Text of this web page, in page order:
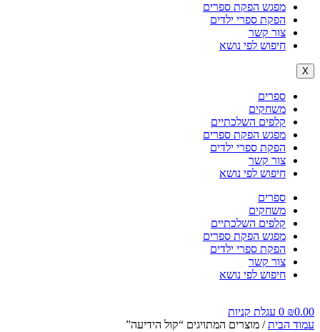
מפגש הפקת ספרים
הפקת ספרי ילדים
צור קשר
חיפוש לפי נושא
X
ספרים
משחקים
קלפים השלכתיים
מפגש הפקת ספרים
הפקת ספרי ילדים
צור קשר
חיפוש לפי נושא
ספרים
משחקים
קלפים השלכתיים
מפגש הפקת ספרים
הפקת ספרי ילדים
צור קשר
חיפוש לפי נושא
₪0.00
0 עגלת קניות
עמוד הבית/ מוצרים המתויגים “קול הידיעה”